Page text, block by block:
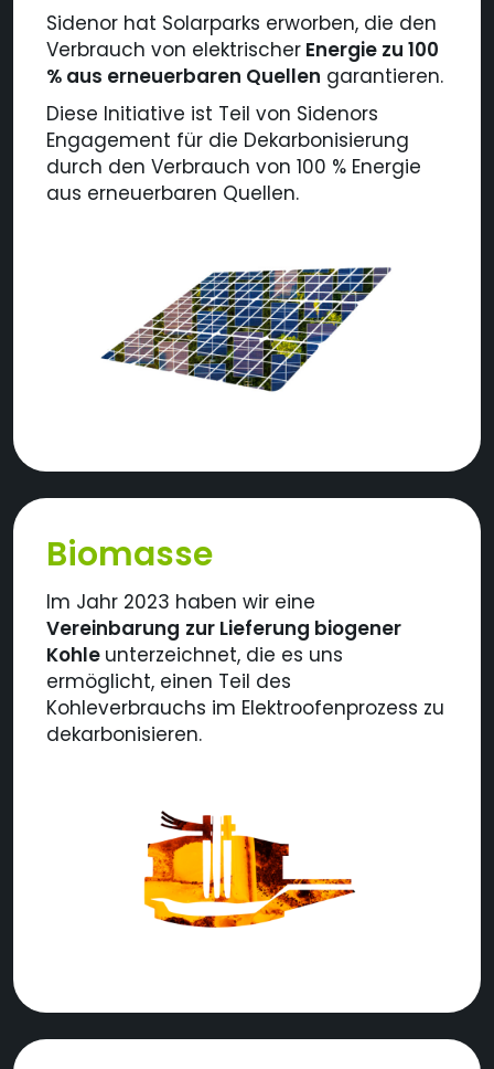
Sidenor hat Solarparks erworben, die den
Verbrauch von elektrischer Energie zu 100
% aus erneuerbaren Quellen garantieren.
Diese Initiative ist Teil von Sidenors
Engagement für die Dekarbonisierung
durch den Verbrauch von 100 % Energie
aus erneuerbaren Quellen.
Biomasse
Im Jahr 2023 haben wir eine
Vereinbarung zur Lieferung biogener
Kohle unterzeichnet, die es uns
ermöglicht, einen Teil des
Kohleverbrauchs im Elektroofenprozess zu
dekarbonisieren.